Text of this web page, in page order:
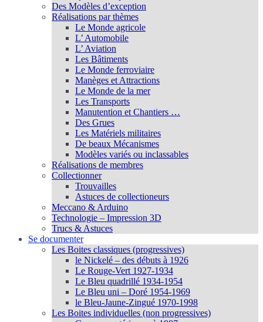
Des Modèles d’exception
Réalisations par thèmes
Le Monde agricole
L’ Automobile
L’ Aviation
Les Bâtiments
Le Monde ferroviaire
Manèges et Attractions
Le Monde de la mer
Les Transports
Manutention et Chantiers …
Des Grues
Les Matériels militaires
De beaux Mécanismes
Modèles variés ou inclassables
Réalisations de membres
Collectionner
Trouvailles
Astuces de collectioneurs
Meccano & Arduino
Technologie – Impression 3D
Trucs & Astuces
Se documenter
Les Boites classiques (progressives)
le Nickelé – des débuts à 1926
Le Rouge-Vert 1927-1934
Le Bleu quadrillé 1934-1954
Le Bleu uni – Doré 1954-1969
le Bleu-Jaune-Zingué 1970-1998
Les Boites individuelles (non progressives)